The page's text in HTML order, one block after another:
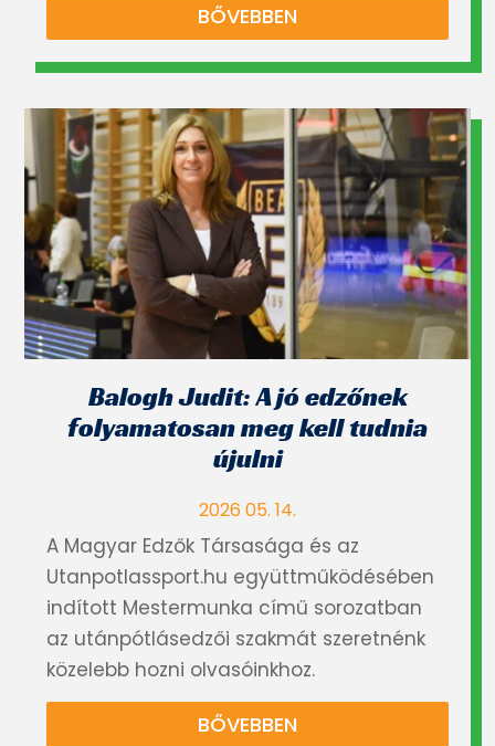
BŐVEBBEN
Balogh Judit: A jó edzőnek
folyamatosan meg kell tudnia
újulni
2026 05. 14.
A Magyar Edzők Társasága és az
Utanpotlassport.hu együttműködésében
indított Mestermunka című sorozatban
az utánpótlásedzői szakmát szeretnénk
közelebb hozni olvasóinkhoz.
BŐVEBBEN